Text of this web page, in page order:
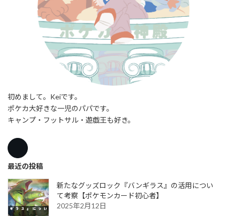
初めまして。Keiです。
ポケカ大好きな一児のパパです。
キャンプ・フットサル・遊戯王も好き。
最近の投稿
新たなグッズロック『バンギラス』の活用につい
て考察【ポケモンカード初心者】
2025年2月12日